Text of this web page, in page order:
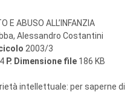
E ABUSO ALL’INFANZIA
Alessandro Costantini
2003/3
P. Dimensione file 186 KB
intellettuale: per saperne di